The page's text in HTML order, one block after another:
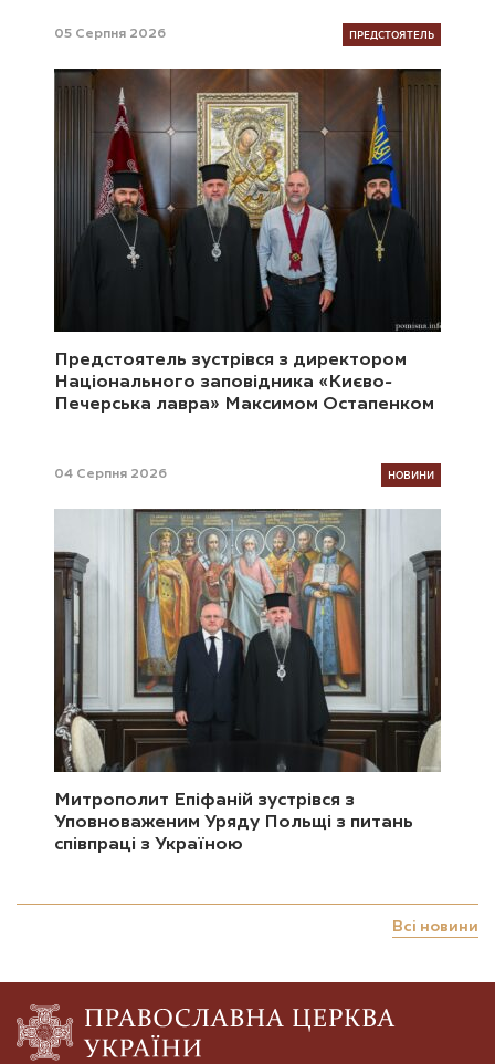
05 Серпня 2026 ПРЕДСТОЯТЕЛЬ
Предстоятель зустрівся з директором
Національного заповідника «Києво-
Печерська лавра» Максимом Остапенком
04 Серпня 2026 НОВИНИ
Митрополит Епіфаній зустрівся з
Уповноваженим Уряду Польщі з питань
співпраці з Україною
Всі новини